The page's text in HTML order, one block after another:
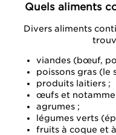
Quels aliments
Divers aliments
viandes (bœuf,
poissons gras (le
produits laitiers ;
œufs et
agrumes ;
légumes verts
fruits à coque et